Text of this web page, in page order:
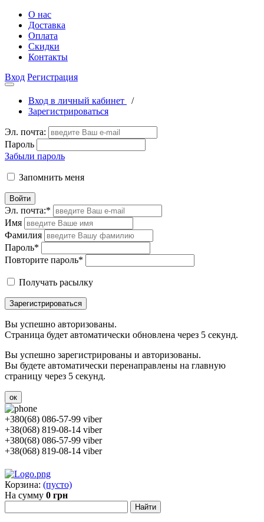
О нас
Доставка
Оплата
Скидки
Контакты
Вход Регистрация
Вход в личный кабинет
/
Зарегистрироваться
Эл. почта:
Пароль
Забыли пароль
Запомнить меня
Войти
Эл. почта:*
Имя
Фамилия
Пароль*
Повторите пароль*
Получать расылку
Зарегистрироваться
Вы успешно авторизованы.
Страница будет автоматически обновлена через 5 секунд.
Вы успешно зарегистрированы и авторизованы.
Вы будете автоматически перенаправлены на главную
страницу через 5 секунд.
ок
+380(68) 086-57-99 viber
+38(068) 819-08-14 viber
+380(68) 086-57-99 viber
+38(068) 819-08-14 viber
Корзина: (пусто)
На сумму 0 грн